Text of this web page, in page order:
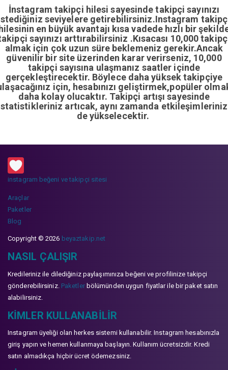
İnstagram takipçi hilesi sayesinde takipçi sayınızı
seviyelere getirebilirsiniz.Instagram
en büyük avantajı kısa vadede hızlı bir
sayınızı arttırabilirsiniz .Kısacası 10,000
almak için çok uzun süre beklemeniz gerekir.Ancak
güvenilir bir site üzerinden karar verirseniz, 10,000
takipçi sayısına ulaşmanız saatler içinde
gerçekleştirecektir. Böylece daha yüksek takipçiye
için, hesabınızı geliştirmek,popüler
daha kolay olucaktır. Takipçi artışı sayesinde
artıcak, aynı zamanda
de yükselecektir.
instagram beğeni ve takipçi sitesi
Araçlar
Paketler
Blog
Copyright © 2026 beyaztakip.net
NASIL ÇALIŞIR
Kredileriniz ile dilediğiniz paylaşımınıza beğeni ve profilinize takipçi
gönderebilirsiniz. Paketlerbölümünden uygun fiyatlar ile bir paket satın
alabilirsiniz.
KIMLER KULLANABILIR
Instagram üyeliği olan herkes sistemi kullanabilir. Instagram hesabınızla
giriş yapın ve hemen kullanmaya başlayın. Kullanım ücretsizdir. Kredi
satın almadıkça hiçbir ücret ödemezsiniz.